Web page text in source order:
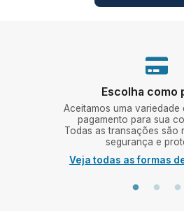
Escolha como
Aceitamos uma variedade
pagamento para sua
Todas as transações são
segurança e
Veja todas as formas